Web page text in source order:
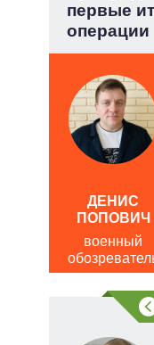
первые
операции
ДЕНИС
ПОПОВИЧ
военный